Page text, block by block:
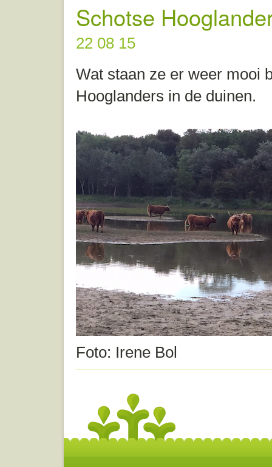
Schotse
22 08 15
Wat staan ze er weer mooi
Hooglanders in de duinen.
Foto: Irene Bol